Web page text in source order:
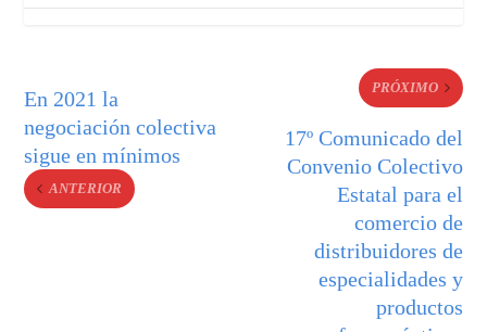
En 2021 la
negociación colectiva
sigue en mínimos
ANTERIOR
PRÓXIMO
17º Comunicado del
Convenio Colectivo
Estatal para el
comercio de
distribuidores de
especialidades y
productos